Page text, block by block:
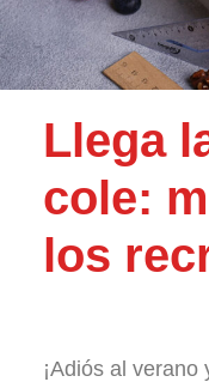
Llega
cole:
los
¡Adiós al